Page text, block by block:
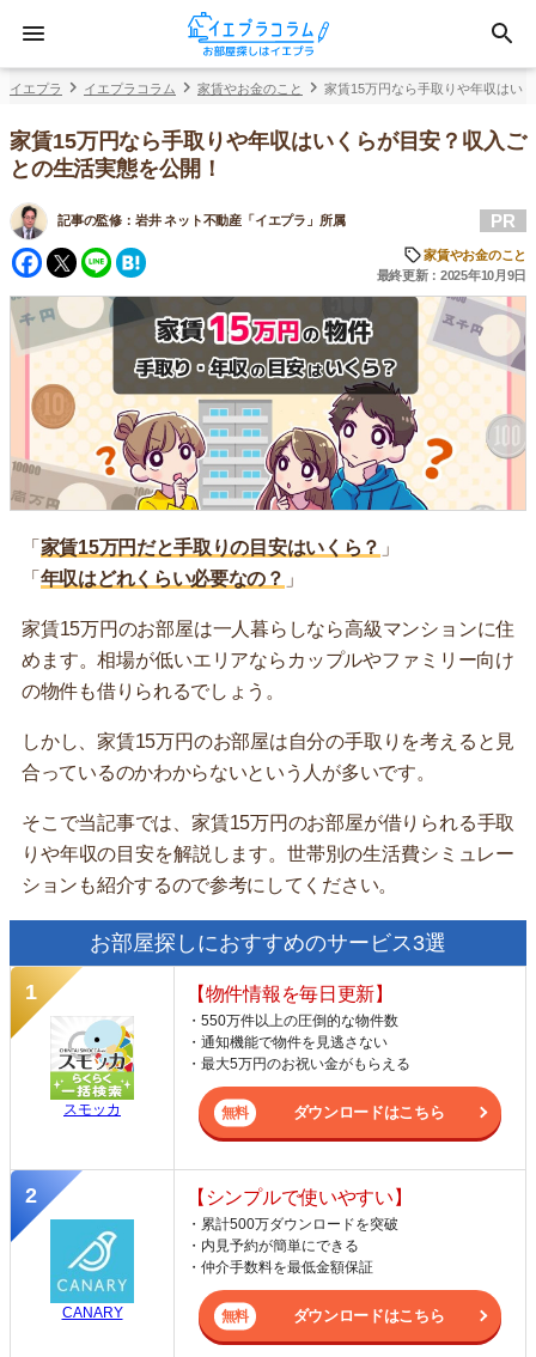
イエプラ イエプラコラム 家賃やお金のこと 家賃15万円なら手取りや年収はい
家賃15万円なら手取りや年収はいくらが目安？収入ご
との生活実態を公開！
記事の監修： 岩井 ネット不動産「イエプラ」所属
Facebook
Twitter
Line
PR
家賃やお金のこと
最終更新：2025年10月9日
「 家賃15万円だと手取りの目安はいくら？ 」
「 年収はどれくらい必要なの？ 」
家賃15万円のお部屋は一人暮らしなら高級マンションに住
めます。相場が低いエリアならカップルやファミリー向け
の物件も借りられるでしょう。
しかし、家賃15万円のお部屋は自分の手取りを考えると見
合っているのかわからないという人が多いです。
そこで当記事では、家賃15万円のお部屋が借りられる手取
りや年収の目安を解説します。世帯別の生活費シミュレー
ションも紹介するので参考にしてください。
お部屋探しにおすすめのサービス3選
スモッカ
【物件情報を毎日更新】
・550万件以上の圧倒的な物件数
・通知機能で物件を見逃さない
・最大5万円のお祝い金がもらえる
ダウンロードはこちら
CANARY
【シンプルで使いやすい】
・累計500万ダウンロードを突破
・内見予約が簡単にできる
・仲介手数料を最低金額保証
ダウンロードはこちら